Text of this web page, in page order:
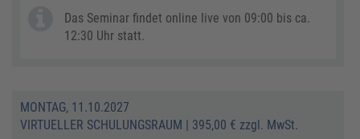
Das Seminar findet online live von 09:00 bis ca.
12:30 Uhr statt.
MONTAG, 11.10.2027
VIRTUELLER SCHULUNGSRAUM | 395,00 € zzgl. MwSt.